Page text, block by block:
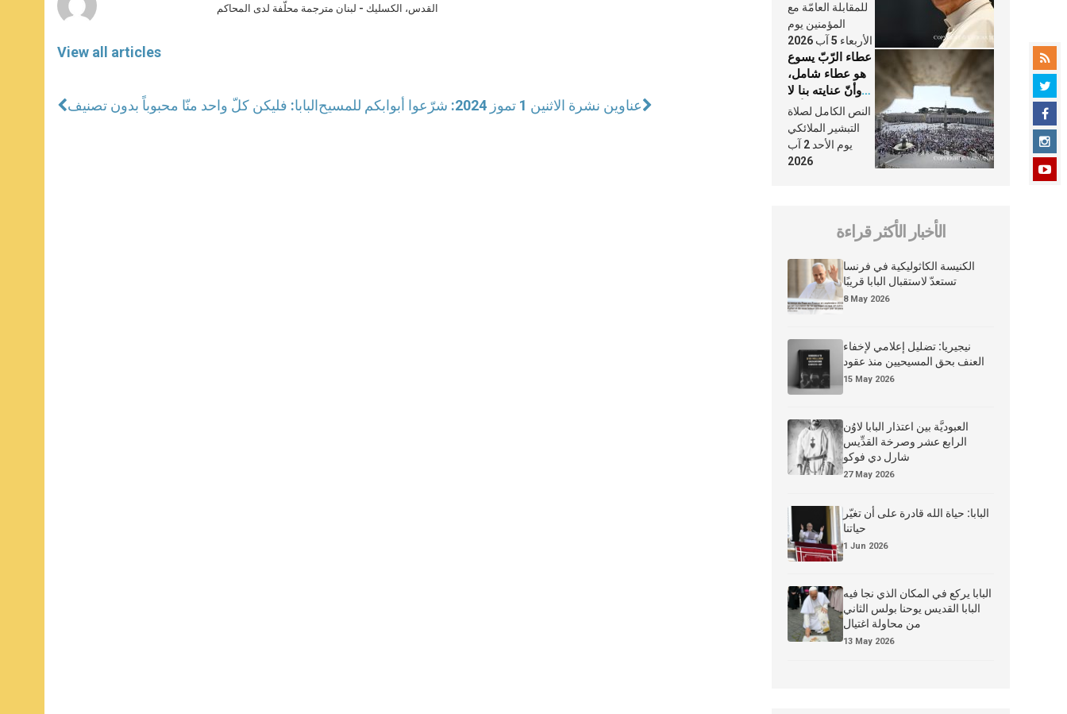
View all articles
القدس، الكسليك - لبنان مترجمة محلّفة لدى المحاكم
البابا: فليكن كلّ واحد منّا محبوباً بدون تصنيف عناوين نشرة الاثنين 1 تموز 2024: شرّعوا أبوابكم للمسيح
الكنيسة
للمقابلة العامّة مع
المؤمنين يوم
الأربعاء 5 آب 2026
عطاء الرّبّ يسوع
هو عطاء شامل،
وأنّ عنايته بنا لا
تغيب عنّا أبدًا
النص الكامل لصلاة
التبشير الملائكي
يوم الأحد 2 آب
2026
الأخبار الأكثر قراءة
الكنيسة الكاثوليكية في فرنسا
تستعدّ لاستقبال البابا قريبًا
8 May 2026
نيجيريا: تضليل إعلامي لإخفاء
العنف بحق المسيحيين منذ عقود
15 May 2026
العبوديَّة بين اعتذار البابا لاوُن
الرابع عشر وصرخة القدِّيس
شارل دي فوكو
27 May 2026
البابا: حياة الله قادرة على أن تغيّر
حياتنا
1 Jun 2026
البابا يركع في المكان الذي نجا فيه
البابا القديس يوحنا بولس الثاني
من محاولة اغتيال
13 May 2026